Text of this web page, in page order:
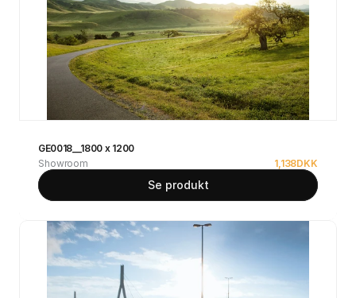
GE0018__1800 x 1200
Showroom
1,138DKK
Se produkt